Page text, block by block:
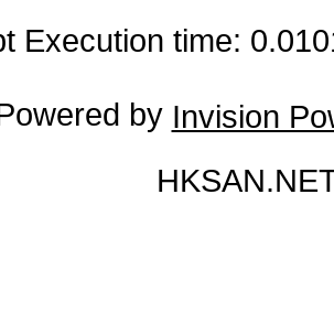
Execution time:
by Invision